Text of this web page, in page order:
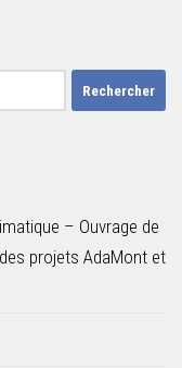
– Ouvrage de
projets AdaMont et